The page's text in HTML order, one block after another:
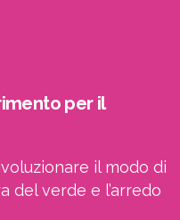
per il
il modo di
del verde e l’arredo